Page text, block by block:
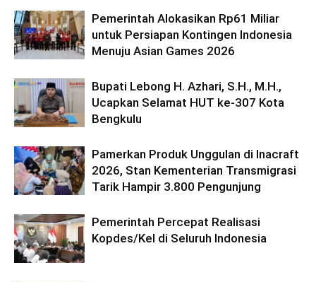
Pemerintah Alokasikan Rp61 Miliar
untuk Persiapan Kontingen Indonesia
Menuju Asian Games 2026
Bupati Lebong H. Azhari, S.H., M.H.,
Ucapkan Selamat HUT ke-307 Kota
Bengkulu
Pamerkan Produk Unggulan di Inacraft
2026, Stan Kementerian Transmigrasi
Tarik Hampir 3.800 Pengunjung
Pemerintah Percepat Realisasi
Kopdes/Kel di Seluruh Indonesia